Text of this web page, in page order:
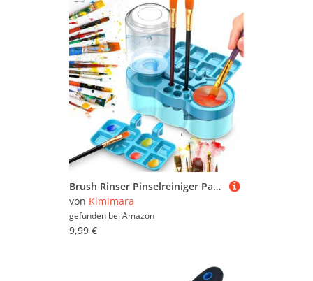
Brush Rinser Pinselreiniger Paint Aquarellpinselspüler, Multifunktionales Pinselwaschbox Art Tools mit Wasserkreislauf, Pinselhalter und Palette, Geschenke für Kleine Künstler und Kinder Anfänger
von Kimimara
gefunden bei Amazon
9,99 €